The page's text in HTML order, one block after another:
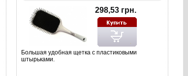
298,53 грн.
Большая удобная щетка с пластиковыми
штырьками.